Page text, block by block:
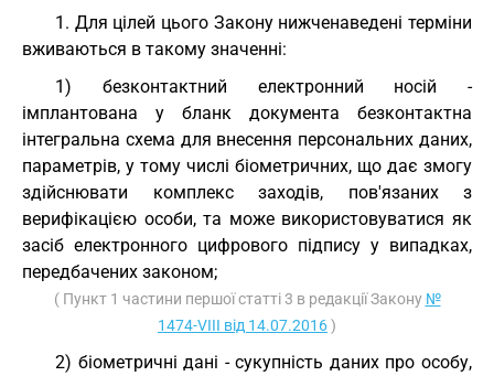
1. Для цілей цього Закону нижченаведені терміни
вживаються в такому значенні:
1) безконтактний електронний носій -
імплантована у бланк документа безконтактна
інтегральна схема для внесення персональних даних,
параметрів, у тому числі біометричних, що дає змогу
здійснювати комплекс заходів, пов'язаних з
верифікацією особи, та може використовуватися як
засіб електронного цифрового підпису у випадках,
передбачених законом;
( Пункт 1 частини першої статті 3 в редакції Закону №
1474-VIII від 14.07.2016)
2) біометричні дані - сукупність даних про особу,